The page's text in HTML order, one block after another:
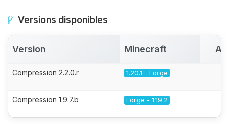
Versions disponibles
Version Minecraft
Compression 2.2.0.r 1.20.1 - Forge
Compression 1.9.7.b Forge - 1.19.2